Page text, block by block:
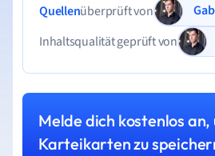
Quellenüberprüft von
Inhaltsqualität geprüft von
Melde dich kostenlos an,
Karteikarten zu